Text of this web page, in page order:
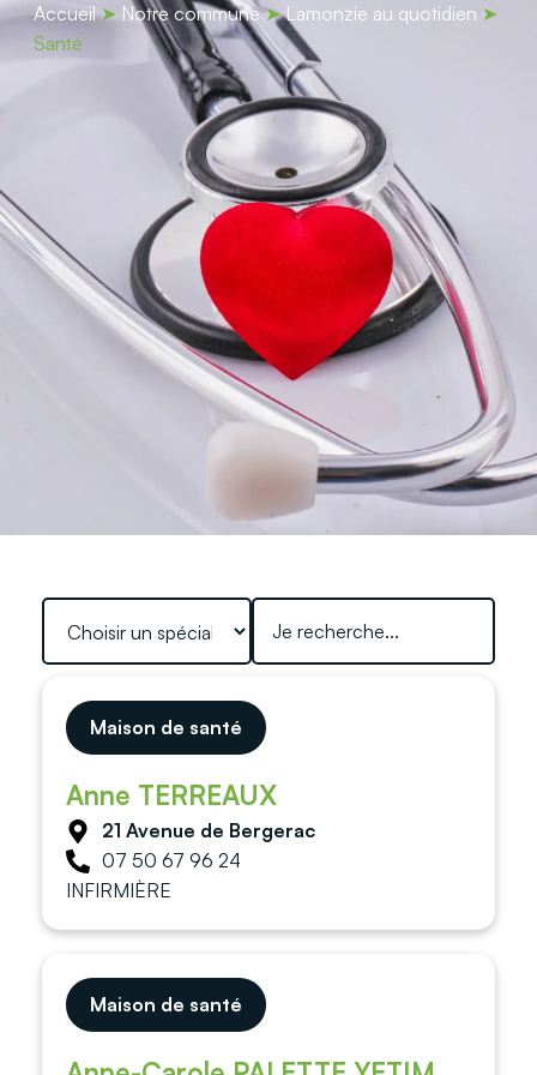
principal
Accueil➤ Notre commune➤Lamonzie au quotidien ➤
Santé
Maison de santé
Anne TERREAUX
21 Avenue de Bergerac
07 50 67 96 24
INFIRMIÈRE
Maison de santé